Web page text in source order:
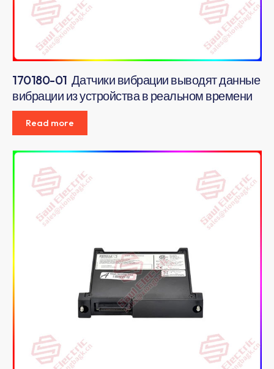
170180-01 Датчики вибрации выводят данные
вибрации из устройства в реальном времени
Read more